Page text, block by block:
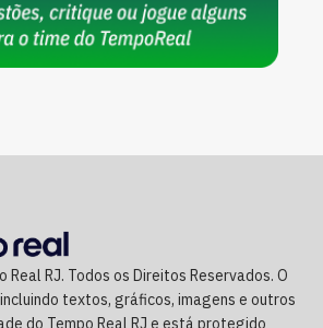
RJ. Todos os Direitos Reservados. O
textos, gráficos, imagens e outros
do Tempo Real RJ e está protegido